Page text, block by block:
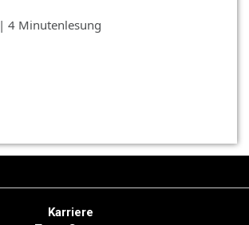
| 4 Minutenlesung
Karriere